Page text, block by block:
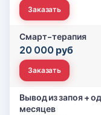
Заказать
Смарт-терапия
20 000 руб
Заказать
Вывод из запоя +
месяцев